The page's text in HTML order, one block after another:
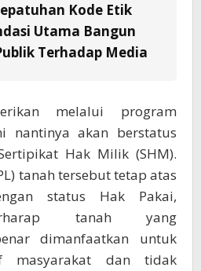
Kode Etik
Utama Bangun
Terhadap Media
melalui program
nantinya akan berstatus
Hak Milik (SHM).
tanah tersebut tetap atas
status Hak Pakai,
tanah yang
dimanfaatkan untuk
masyarakat dan tidak